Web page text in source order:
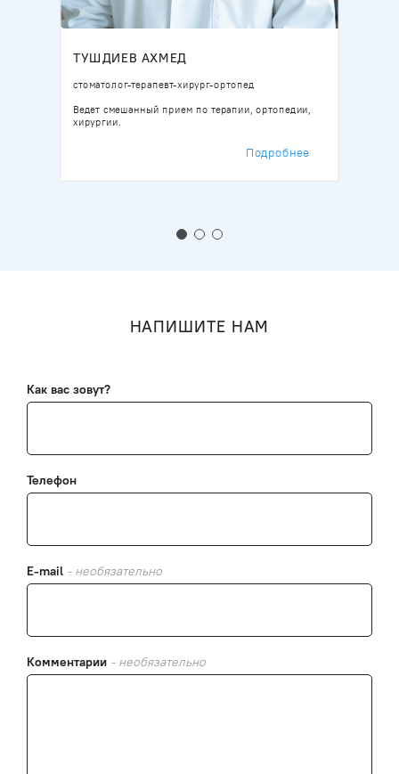
ТУШДИЕВ АХМЕД
стоматолог-терапевт-хирург-ортопед
Ведет смешанный прием по терапии, ортопедии,
хирургии.
Подробнее
НАПИШИТЕ НАМ
Как вас зовут?
Телефон
E-mail - необязательно
Комментарии - необязательно